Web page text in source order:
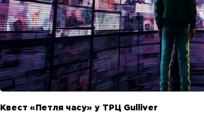
Квест «Петля часу» у ТРЦ Gulliver